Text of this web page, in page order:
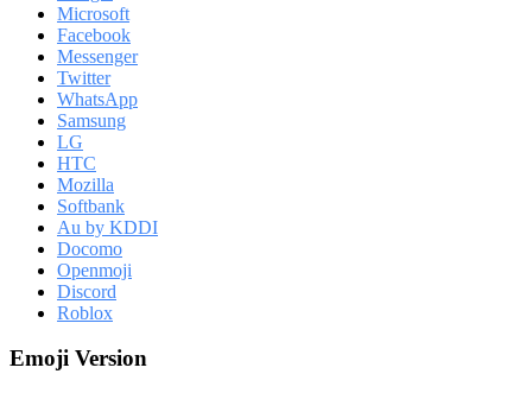
Microsoft
Facebook
Messenger
Twitter
WhatsApp
Samsung
LG
HTC
Mozilla
Softbank
Au by KDDI
Docomo
Openmoji
Discord
Roblox
Emoji Version